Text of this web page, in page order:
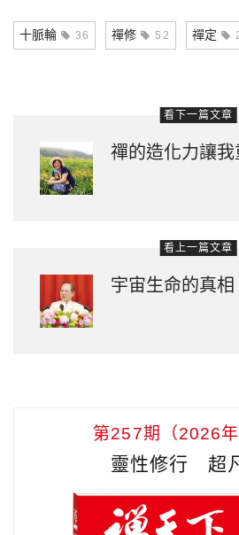
十脈輪 36 禪修 52 禪定
看下一篇文章
禪的造化力讓我
看上一篇文章
宇宙生命的真相
第257期（2026年
靈性修行 超